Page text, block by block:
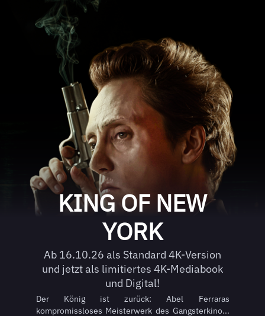
KING OF NEW
YORK
Ab 16.10.26 als Standard 4K-Version
und jetzt als limitiertes 4K-Mediabook
und Digital!
Der König ist zurück: Abel Ferraras
kompromissloses Meisterwerk des Gangsterkino...